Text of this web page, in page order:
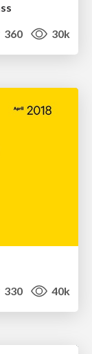
360 30k
330 40k